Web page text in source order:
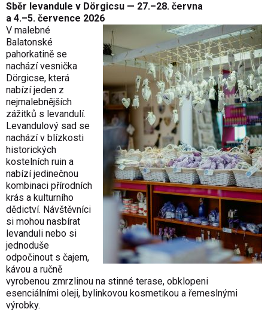
Sběr levandule v Dörgicsu — 27.–28. června
a 4.–5. července 2026
V malebné
Balatonské
pahorkatině se
nachází vesnička
Dörgicse, která
nabízí jeden z
nejmalebnějších
zážitků s levandulí.
Levandulový sad se
nachází v blízkosti
historických
kostelních ruin a
nabízí jedinečnou
kombinaci přírodních
krás a kulturního
dědictví. Návštěvníci
si mohou nasbírat
levanduli nebo si
jednoduše
odpočinout s čajem,
kávou a ručně
vyrobenou zmrzlinou na stinné terase, obklopeni
esenciálními oleji, bylinkovou kosmetikou a řemeslnými
výrobky.